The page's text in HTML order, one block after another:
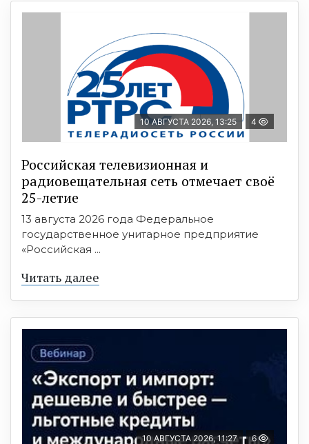
10 АВГУСТА 2026, 13:25 4
Российская телевизионная и
радиовещательная сеть отмечает своё
25-летие
13 августа 2026 года Федеральное
государственное унитарное предприятие
«Российская ...
Читать далее
10 АВГУСТА 2026, 11:27 6